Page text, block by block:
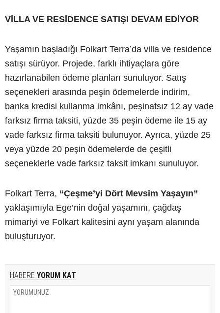
VİLLA VE RESİDENCE SATIŞI DEVAM EDİYOR
Yaşamın başladığı Folkart Terra’da villa ve residence
satışı sürüyor. Projede, farklı ihtiyaçlara göre
hazırlanabilen ödeme planları sunuluyor. Satış
seçenekleri arasında peşin ödemelerde indirim,
banka kredisi kullanma imkânı, peşinatsız 12 ay vade
farksız firma taksiti, yüzde 35 peşin ödeme ile 15 ay
vade farksız firma taksiti bulunuyor. Ayrıca, yüzde 25
veya yüzde 20 peşin ödemelerde de çeşitli
seçeneklerle vade farksız taksit imkanı sunuluyor.
Folkart Terra, “Çeşme’yi Dört Mevsim Yaşayın”
yaklaşımıyla Ege’nin doğal yaşamını, çağdaş
mimariyi ve Folkart kalitesini aynı yaşam alanında
buluşturuyor.
HABERE YORUM KAT